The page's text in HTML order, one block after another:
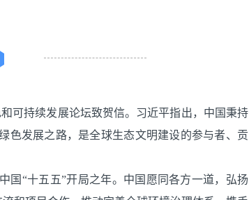
可持续发展论坛致贺信。习近平指出，中国秉持
色发展之路，是全球生态文明建设的参与者、贡
国“十五五”开局之年。中国愿同各方一道，弘扬